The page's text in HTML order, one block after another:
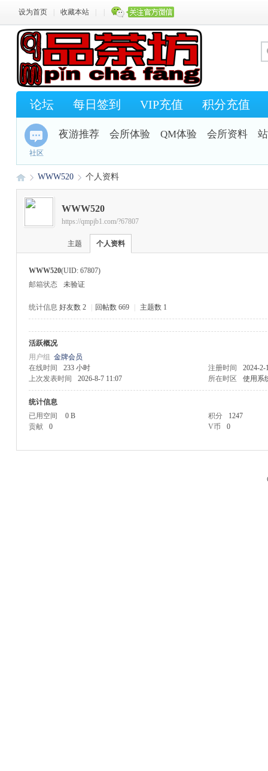
设为首页 收藏本站
论坛 每日签到 VIP充值 积分充值
社区
夜游推荐 会所体验 QM体验 会所资料
›
WWW520 个人资料
WWW520
https://qmpjb1.com/?67807
主题 个人资料
WWW520(UID: 67807)
邮箱状态
未验证
统计信息 好友数 2 回帖数 669 主题数 1
活跃概况
用户组 金牌会员
在线时间
233 小时 注册时间
2024-2-
上次发表时间
2026-8-7 11:07 所在时区 使用系
统计信息
已用空间
0 B 积分
1247
贡献
0 V币 0